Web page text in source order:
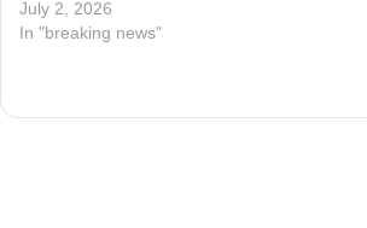
July 2, 2026
In "breaking news"